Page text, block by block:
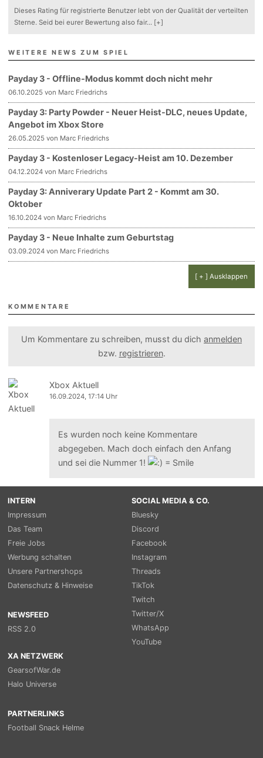
Dieses Rating für registrierte Benutzer lebt von der Qualität der verteilten
Sterne. Seid bei eurer Bewertung also fair... [+]
WEITERE NEWS ZUM SPIEL
Payday 3 - Offline-Modus kommt doch nicht mehr
06.10.2025 von Marc Friedrichs
Payday 3: Party Powder - Neuer Heist-DLC, neues Update,
Angebot im Xbox Store
26.05.2025 von Marc Friedrichs
Payday 3 - Kostenloser Legacy-Heist am 10. Dezember
04.12.2024 von Marc Friedrichs
Payday 3: Anniverary Update Part 2 - Kommt am 30.
Oktober
16.10.2024 von Marc Friedrichs
Payday 3 - Neue Inhalte zum Geburtstag
03.09.2024 von Marc Friedrichs
[ + ] Ausklappen
KOMMENTARE
Um Kommentare zu schreiben, musst du dich anmelden
bzw. registrieren.
Xbox Aktuell
16.09.2024, 17:14 Uhr
Es wurden noch keine Kommentare
abgegeben. Mach doch einfach den Anfang
und sei die Nummer 1!
INTERN
Impressum
Das Team
Freie Jobs
Werbung schalten
Unsere Partnershops
Datenschutz & Hinweise
NEWSFEED
RSS 2.0
SOCIAL MEDIA & CO.
Bluesky
Discord
Facebook
Instagram
Threads
TikTok
Twitch
Twitter/X
WhatsApp
YouTube
XA NETZWERK
GearsofWar.de
Halo Universe
PARTNERLINKS
Football Snack Helme